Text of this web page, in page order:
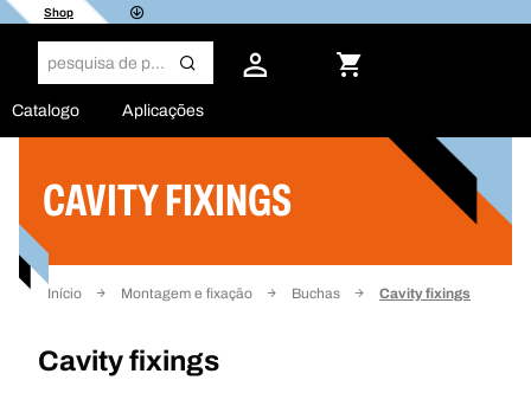
Shop
Catalogo Aplicações
CAVITY FIXINGS
Início Montagem e fixação Buchas Cavity fixings
Cavity fixings
Filtro